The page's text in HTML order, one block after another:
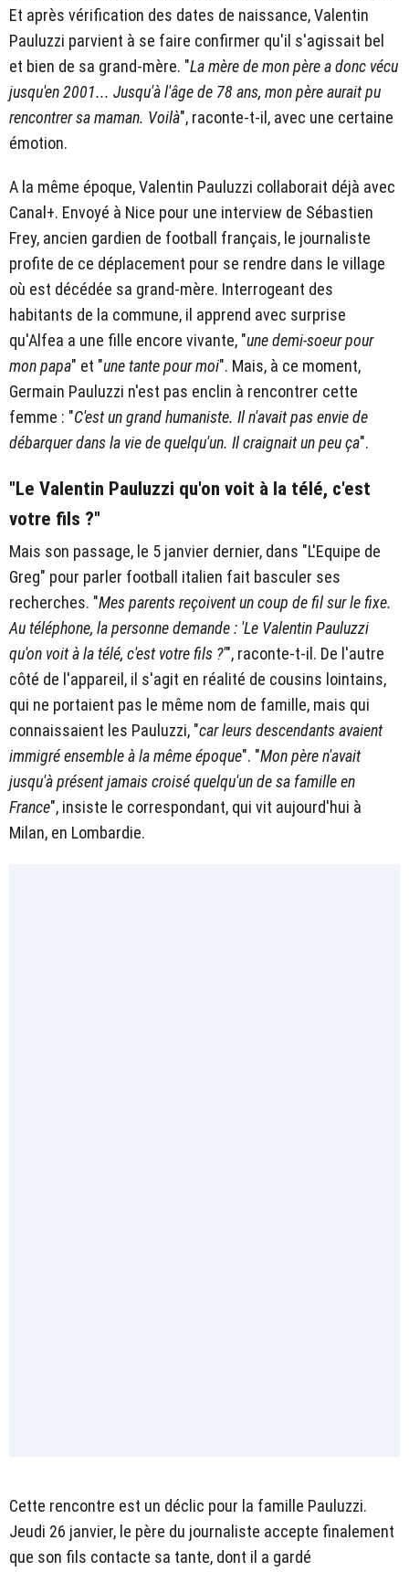
Et après vérification des dates de naissance, Valentin
Pauluzzi parvient à se faire confirmer qu'il s'agissait bel
et bien de sa grand-mère. "La mère de mon père a donc vécu
jusqu'en 2001... Jusqu'à l'âge de 78 ans, mon père aurait pu
rencontrer sa maman. Voilà", raconte-t-il, avec une certaine
émotion.
A la même époque, Valentin Pauluzzi collaborait déjà avec
Canal+. Envoyé à Nice pour une interview de Sébastien
Frey, ancien gardien de football français, le journaliste
profite de ce déplacement pour se rendre dans le village
où est décédée sa grand-mère. Interrogeant des
habitants de la commune, il apprend avec surprise
qu'Alfea a une fille encore vivante, "une demi-soeur pour
mon papa" et "une tante pour moi". Mais, à ce moment,
Germain Pauluzzi n'est pas enclin à rencontrer cette
femme : "C'est un grand humaniste. Il n'avait pas envie de
débarquer dans la vie de quelqu'un. Il craignait un peu ça".
"Le Valentin Pauluzzi qu'on voit à la télé, c'est
votre fils ?"
Mais son passage, le 5 janvier dernier, dans "L'Equipe de
Greg" pour parler football italien fait basculer ses
recherches. "Mes parents reçoivent un coup de fil sur le fixe.
Au téléphone, la personne demande : 'Le Valentin Pauluzzi
qu'on voit à la télé, c'est votre fils ?'", raconte-t-il. De l'autre
côté de l'appareil, il s'agit en réalité de cousins lointains,
qui ne portaient pas le même nom de famille, mais qui
connaissaient les Pauluzzi, "car leurs descendants avaient
immigré ensemble à la même époque". "Mon père n'avait
jusqu'à présent jamais croisé quelqu'un de sa famille en
France", insiste le correspondant, qui vit aujourd'hui à
Milan, en Lombardie.
Cette rencontre est un déclic pour la famille Pauluzzi.
Jeudi 26 janvier, le père du journaliste accepte finalement
que son fils contacte sa tante, dont il a gardé